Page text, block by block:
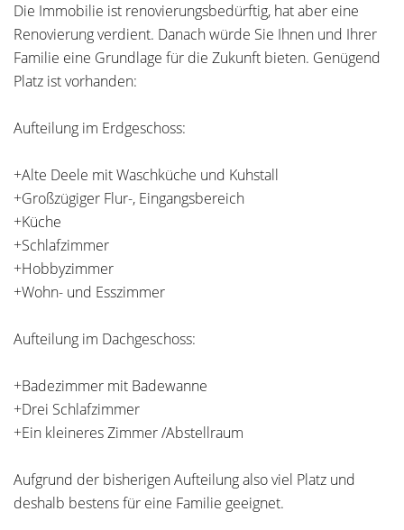
Die Immobilie ist renovierungsbedürftig, hat aber eine
Renovierung verdient. Danach würde Sie Ihnen und Ihrer
Familie eine Grundlage für die Zukunft bieten. Genügend
Platz ist vorhanden:
Aufteilung im Erdgeschoss:
+Alte Deele mit Waschküche und Kuhstall
+Großzügiger Flur-, Eingangsbereich
+Küche
+Schlafzimmer
+Hobbyzimmer
+Wohn- und Esszimmer
Aufteilung im Dachgeschoss:
+Badezimmer mit Badewanne
+Drei Schlafzimmer
+Ein kleineres Zimmer /Abstellraum
Aufgrund der bisherigen Aufteilung also viel Platz und
deshalb bestens für eine Familie geeignet.